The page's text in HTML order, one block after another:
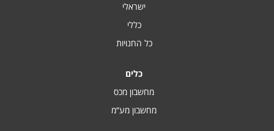
ישראלי
כללי
כל החנויות
כלים
מחשבון מכס
מחשבון מע“מ